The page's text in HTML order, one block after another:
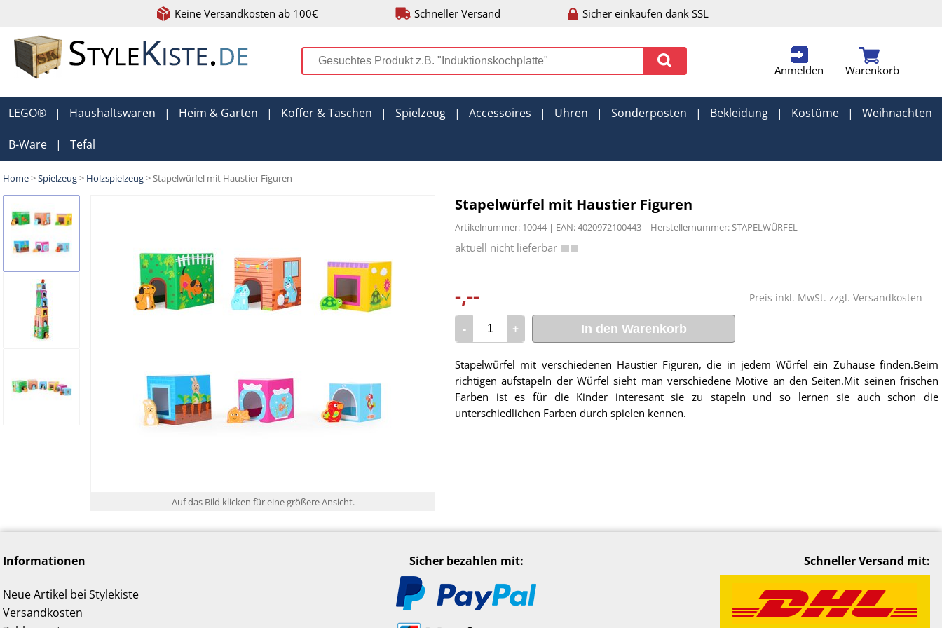
Keine Versandkosten ab 100€ Schneller Versand Sicher einkaufen dank SSL
Anmelden Warenkorb
LEGO® | Haushaltswaren | Heim & Garten | Koffer & Taschen | Spielzeug | Accessoires | Uhren | Sonderposten | Bekleidung | Kostüme | Weihnachten
B-Ware | Tefal
Home>Spielzeug> Holzspielzeug> Stapelwürfel mit Haustier Figuren
Auf das Bild klicken für eine größere Ansicht.
Stapelwürfel mit Haustier Figuren
Artikelnummer: 10044 | EAN: 4020972100443 | Herstellernummer: STAPELWÜRFEL
Preis inkl. MwSt. zzgl. Versandkosten
-,--
- + In den Warenkorb
Stapelwürfel mit verschiedenen Haustier Figuren, die in jedem Würfel ein Zuhause finden.Beim
richtigen aufstapeln der Würfel sieht man verschiedene Motive an den Seiten.Mit seinen frischen
Farben ist es für die Kinder interesant sie zu stapeln und so lernen sie auch schon die
unterschiedlichen Farben durch spielen kennen.
Informationen
Neue Artikel bei Stylekiste
Versandkosten
Sicher bezahlen mit: Schneller Versand mit: